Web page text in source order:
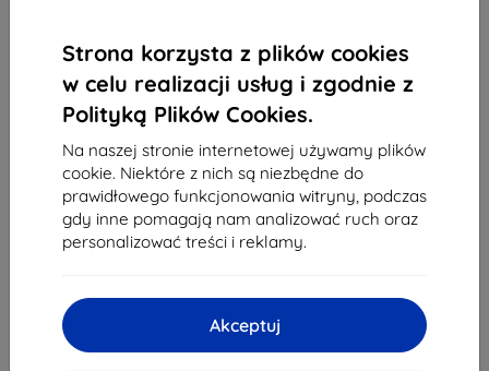
Strona korzysta z plików cookies
w celu realizacji usług i zgodnie z
Polityką Plików Cookies.
Na naszej stronie internetowej używamy plików
cookie. Niektóre z nich są niezbędne do
prawidłowego funkcjonowania witryny, podczas
gdy inne pomagają nam analizować ruch oraz
personalizować treści i reklamy.
Akceptuj
Shield-Sk s.r.o.
841 04 Bratislava
REGON:
SK2023549671